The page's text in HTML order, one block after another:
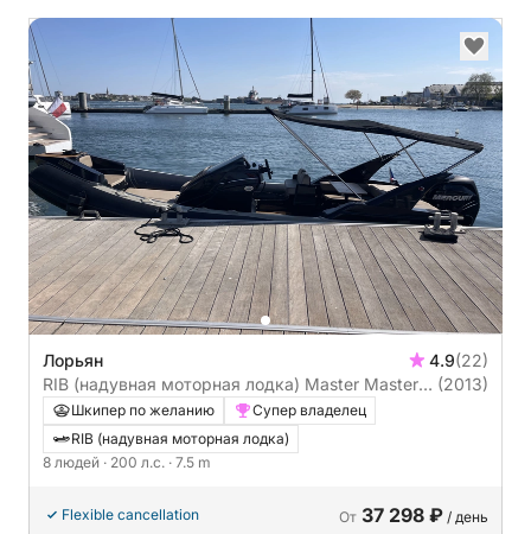
Лорьян 4.9(22)
RIB (надувная моторная лодка) Master Master
699 200л.с.
(2013)
Шкипер по желанию
Супер владелец
RIB (надувная моторная лодка)
8 людей · 200 л.с. · 7.5 m
Flexible cancellation От 37 298 ₽ / день